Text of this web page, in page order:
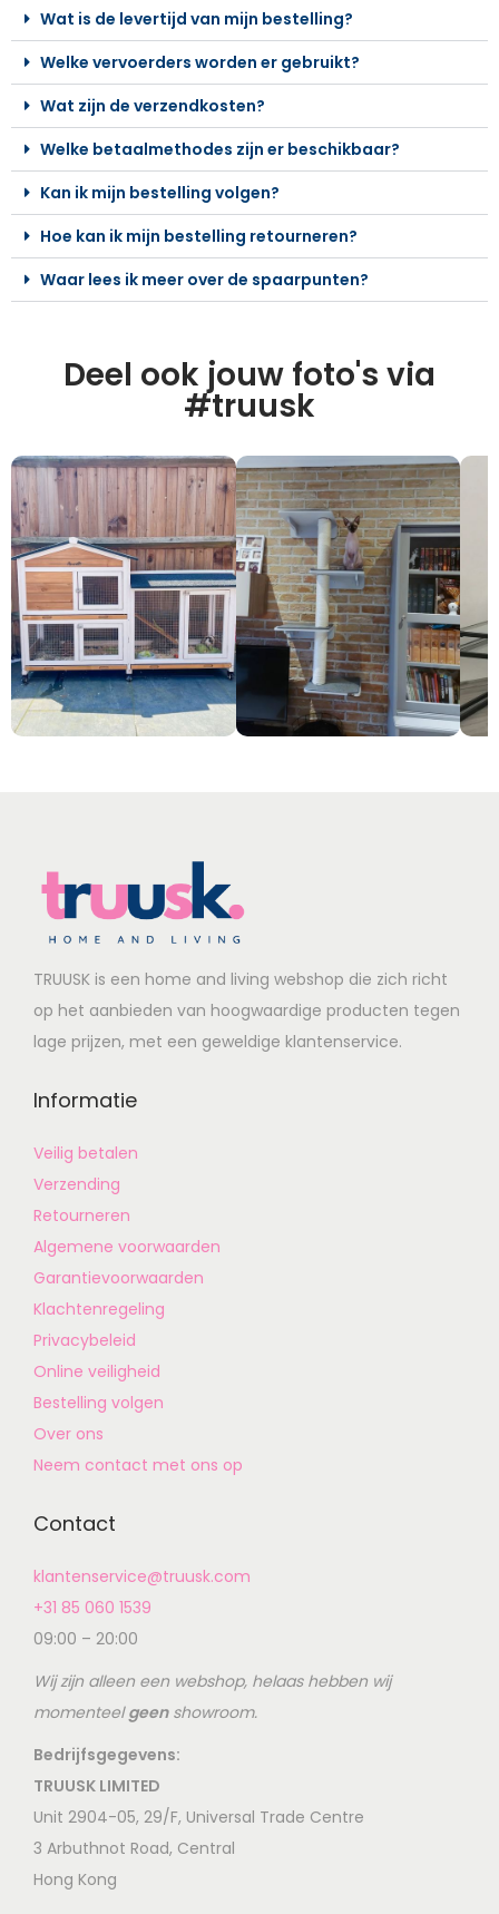
Wat is de levertijd van mijn bestelling?
Welke vervoerders worden er gebruikt?
Wat zijn de verzendkosten?
Welke betaalmethodes zijn er beschikbaar?
Kan ik mijn bestelling volgen?
Hoe kan ik mijn bestelling retourneren?
Waar lees ik meer over de spaarpunten?
Deel ook jouw foto's via
#truusk
TRUUSK is een home and living webshop die zich richt
op het aanbieden van hoogwaardige producten tegen
lage prijzen, met een geweldige klantenservice.
Informatie
Veilig betalen
Verzending
Retourneren
Algemene voorwaarden
Garantievoorwaarden
Klachtenregeling
Privacybeleid
Online veiligheid
Bestelling volgen
Over ons
Neem contact met ons op
Contact
klantenservice@truusk.com
+31 85 060 1539
09:00 – 20:00
Wij zijn alleen een webshop, helaas hebben wij
momenteelgeenshowroom.
Bedrijfsgegevens:
TRUUSK LIMITED
Unit 2904-05, 29/F, Universal Trade Centre
3 Arbuthnot Road, Central
Hong Kong